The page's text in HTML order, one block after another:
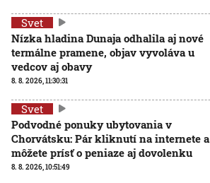
Svet
Nízka hladina Dunaja odhalila aj nové
termálne pramene, objav vyvoláva u
vedcov aj obavy
8. 8. 2026, 11:30:31
Svet
Podvodné ponuky ubytovania v
Chorvátsku: Pár kliknutí na internete a
môžete prísť o peniaze aj dovolenku
8. 8. 2026, 10:51:49